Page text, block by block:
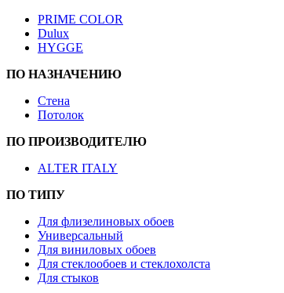
PRIME COLOR
Dulux
HYGGE
ПО НАЗНАЧЕНИЮ
Стена
Потолок
ПО ПРОИЗВОДИТЕЛЮ
ALTER ITALY
ПО ТИПУ
Для флизелиновых обоев
Универсальный
Для виниловых обоев
Для стеклообоев и стеклохолста
Для стыков